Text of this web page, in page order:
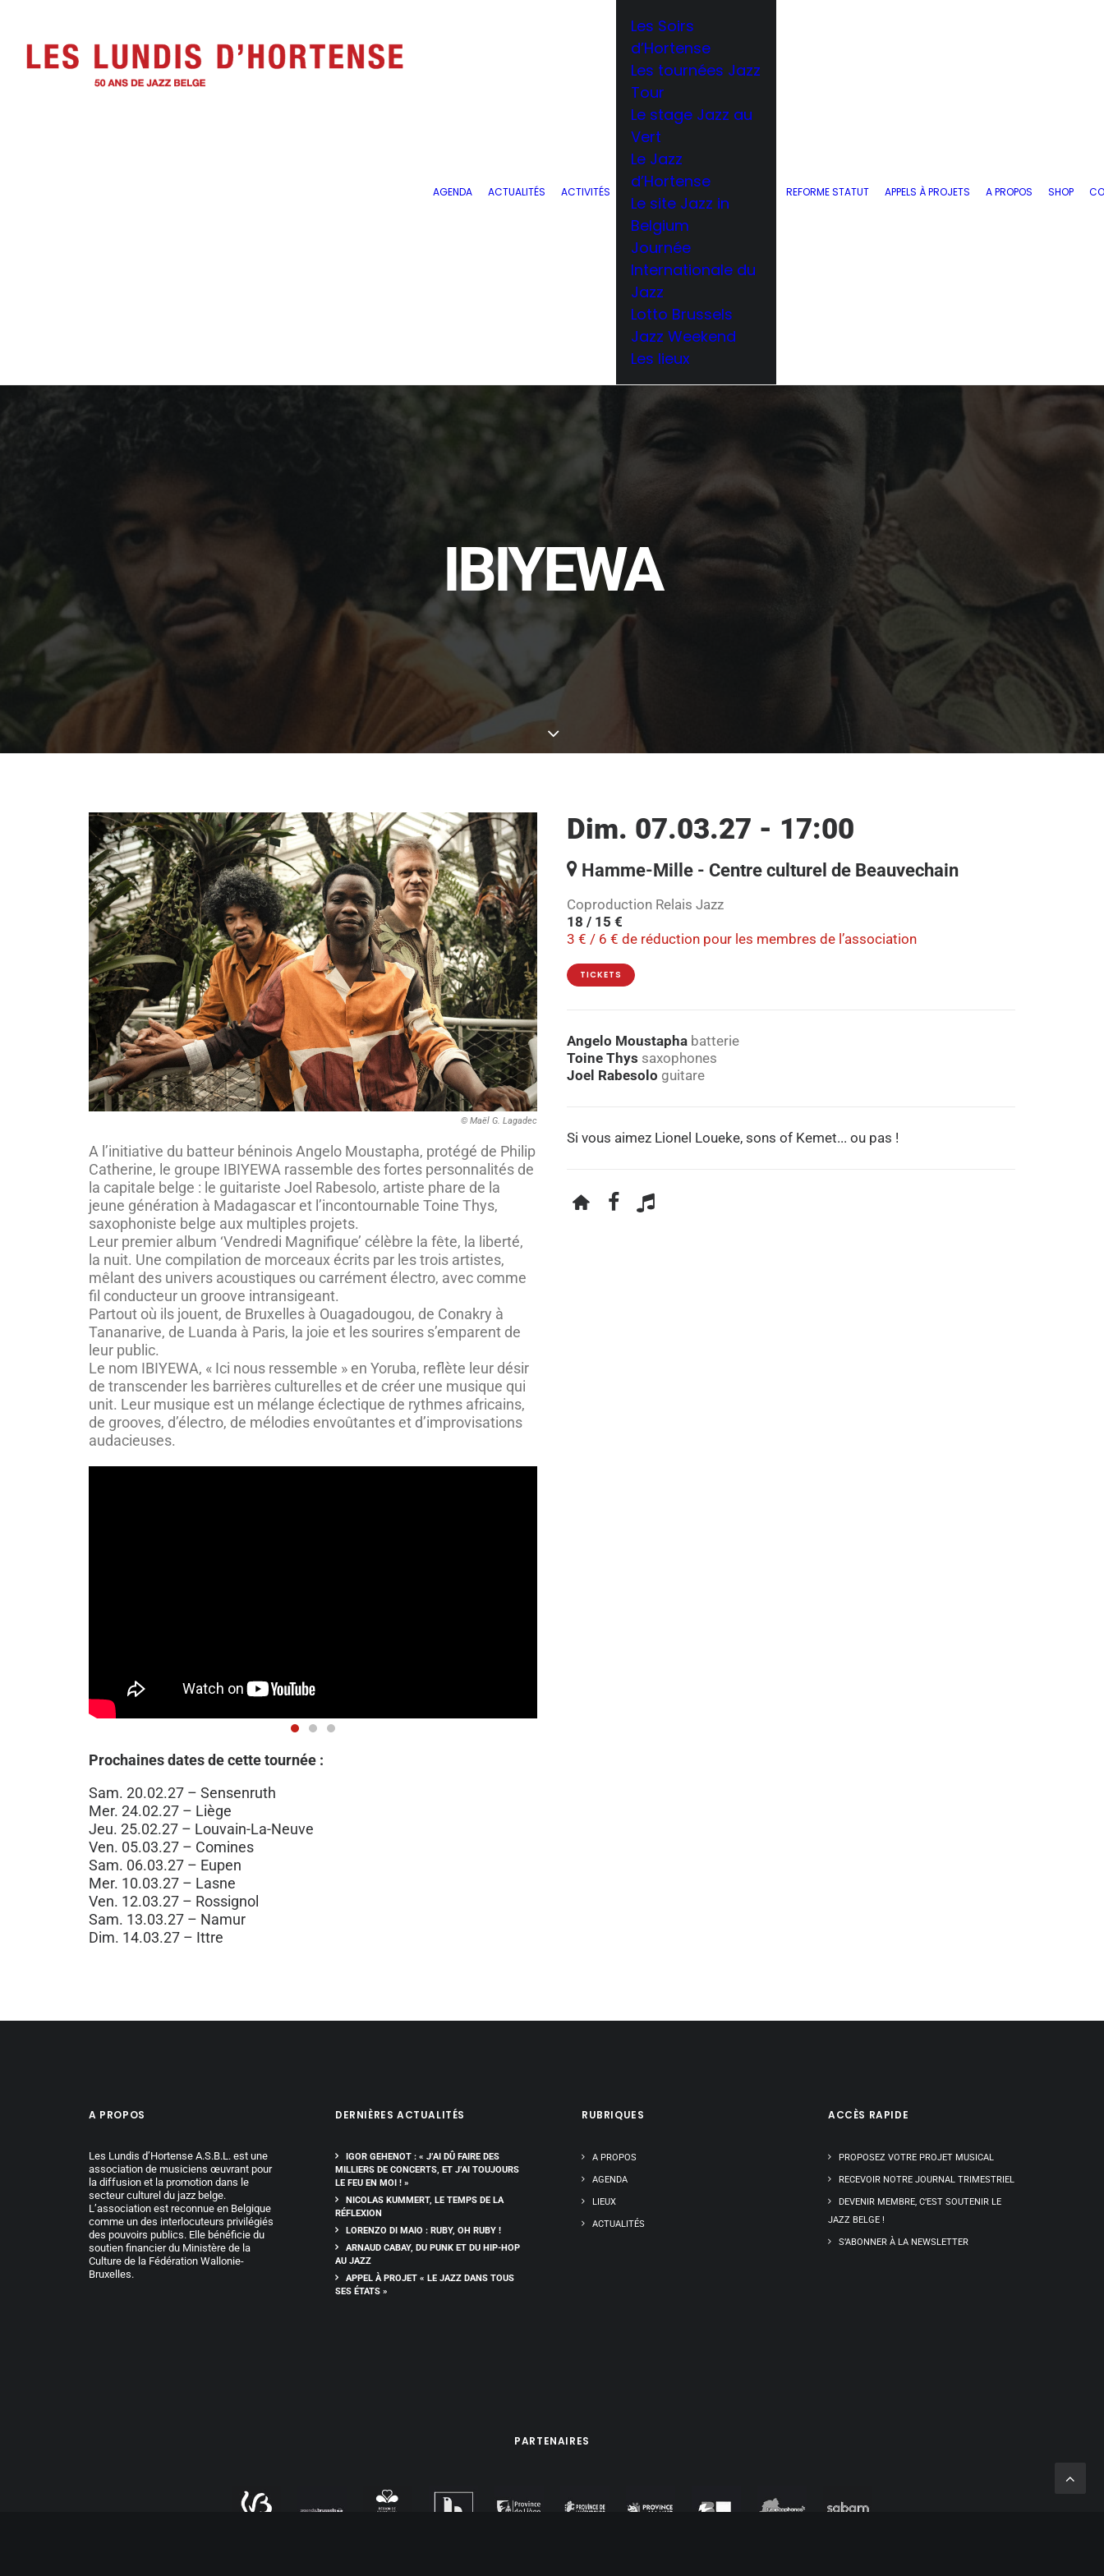
AGENDA ACTUALITÉS ACTIVITÉS
Les Soirs
d’Hortense
Les tournées Jazz
Tour
Le stage Jazz au
Vert
Le Jazz
d’Hortense
Le site Jazz in
Belgium
Journée
Internationale du
Jazz
Lotto Brussels
Jazz Weekend
Les lieux
REFORME STATUT APPELS À PROJETS A PROPOS SHOP
IBIYEWA
© Maël G. Lagadec
A l’initiative du batteur béninois Angelo Moustapha, protégé de Philip
Catherine, le groupe IBIYEWA rassemble des fortes personnalités de
la capitale belge : le guitariste Joel Rabesolo, artiste phare de la
jeune génération à Madagascar et l’incontournable Toine Thys,
saxophoniste belge aux multiples projets.
Leur premier album ‘Vendredi Magnifique’ célèbre la fête, la liberté,
la nuit. Une compilation de morceaux écrits par les trois artistes,
mêlant des univers acoustiques ou carrément électro, avec comme
fil conducteur un groove intransigeant.
Partout où ils jouent, de Bruxelles à Ouagadougou, de Conakry à
Tananarive, de Luanda à Paris, la joie et les sourires s’emparent de
leur public.
Le nom IBIYEWA, « Ici nous ressemble » en Yoruba, reflète leur désir
de transcender les barrières culturelles et de créer une musique qui
unit. Leur musique est un mélange éclectique de rythmes africains,
de grooves, d’électro, de mélodies envoûtantes et d’improvisations
audacieuses.
Prochaines dates de cette tournée :
Sam. 20.02.27 – Sensenruth
Mer. 24.02.27 – Liège
Jeu. 25.02.27 – Louvain-La-Neuve
Ven. 05.03.27 – Comines
Sam. 06.03.27 – Eupen
Mer. 10.03.27 – Lasne
Ven. 12.03.27 – Rossignol
Sam. 13.03.27 – Namur
Dim. 14.03.27 – Ittre
Dim. 07.03.27 - 17:00
Hamme-Mille - Centre culturel de Beauvechain
Coproduction Relais Jazz
18 / 15 €
3 € / 6 € de réduction pour les membres de l’association
TICKETS
Angelo Moustapha batterie
Toine Thys saxophones
Joel Rabesolo guitare
Si vous aimez Lionel Loueke, sons of Kemet... ou pas !
A PROPOS
Les Lundis d’Hortense A.S.B.L. est une
association de musiciens œuvrant pour
la diffusion et la promotion dans le
secteur culturel du jazz belge.
L’association est reconnue en Belgique
comme un des interlocuteurs privilégiés
des pouvoirs publics. Elle bénéficie du
soutien financier du Ministère de la
Culture de la Fédération Wallonie-
Bruxelles.
DERNIÈRES ACTUALITÉS
IGOR GEHENOT : « J’AI DÛ FAIRE DES
MILLIERS DE CONCERTS, ET J’AI TOUJOURS
LE FEU EN MOI ! »
NICOLAS KUMMERT, LE TEMPS DE LA
RÉFLEXION
LORENZO DI MAIO : RUBY, OH RUBY !
ARNAUD CABAY, DU PUNK ET DU HIP-HOP
AU JAZZ
APPEL À PROJET « LE JAZZ DANS TOUS
SES ÉTATS »
RUBRIQUES
A PROPOS
AGENDA
LIEUX
ACTUALITÉS
ACCÈS RAPIDE
PROPOSEZ VOTRE PROJET MUSICAL
RECEVOIR NOTRE JOURNAL TRIMESTRIEL
DEVENIR MEMBRE, C’EST SOUTENIR LE
JAZZ BELGE !
S’ABONNER À LA NEWSLETTER
PARTENAIRES